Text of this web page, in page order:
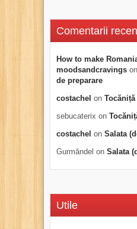
Comentarii
How to make
moodsandcravings on
de preparare
costachel on
sebucaterix on
costachel on Salata
Gurmăndel on Salata
Utile